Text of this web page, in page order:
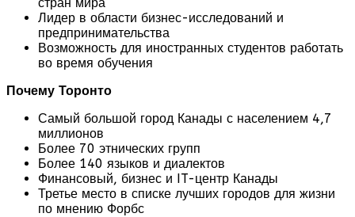
Лидер в области бизнес-исследований и
предпринимательства
Возможность для иностранных студентов работать
во время обучения
Почему Торонто
Самый большой город Канады с населением 4,7
миллионов
Более 70 этнических групп
Более 140 языков и диалектов
Финансовый, бизнес и IT-центр Канады
Третье место в списке лучших городов для жизни
по мнению Форбс